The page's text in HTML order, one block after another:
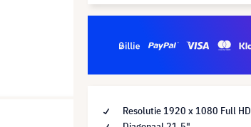
Resolutie 1920 x 1080 Full HD